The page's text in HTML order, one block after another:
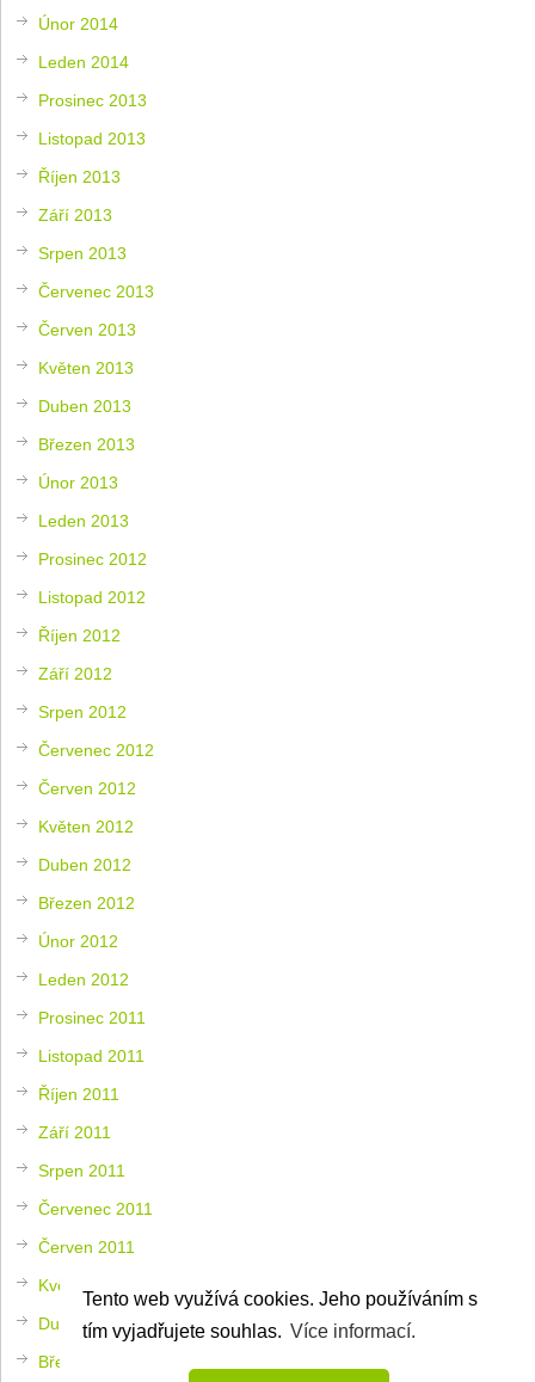
Tento web využívá cookies. Jeho používáním s
tím vyjadřujete souhlas. Více informací.
Únor 2014
Leden 2014
Prosinec 2013
Listopad 2013
Říjen 2013
Září 2013
Srpen 2013
Červenec 2013
Červen 2013
Květen 2013
Duben 2013
Březen 2013
Únor 2013
Leden 2013
Prosinec 2012
Listopad 2012
Říjen 2012
Září 2012
Srpen 2012
Červenec 2012
Červen 2012
Květen 2012
Duben 2012
Březen 2012
Únor 2012
Leden 2012
Prosinec 2011
Listopad 2011
Říjen 2011
Září 2011
Srpen 2011
Červenec 2011
Červen 2011
Květen 2011
Duben 2011
Březen 2011